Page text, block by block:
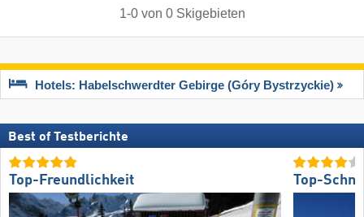
1-0von 0 Skigebieten
Hotels: Habelschwerdter Gebirge (Góry Bystrzyckie)
Best of Testberichte
Top-Freundlichkeit Top-